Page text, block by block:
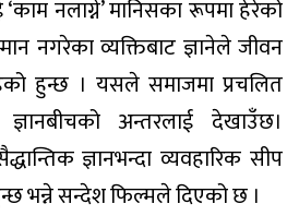
नलाग्ने’ मानिसका रूपमा हेरेको
नगरेका व्यक्तिबाट ज्ञानेले जीवन
हुन्छ । यसले समाजमा प्रचलित
अन्तरलाई देखाउँछ।
ज्ञानभन्दा व्यवहारिक सीप
भन्ने सन्देश फिल्मले दिएको छ ।